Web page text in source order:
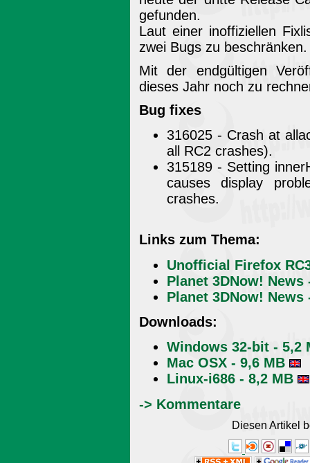
gefunden.
Laut einer inoffiziellen
zwei Bugs zu beschränken.
Mit der endgültigen
dieses Jahr noch zu
Bug fixes
316025 - Crash at
all RC2 crashes).
315189 - Setting
causes display
crashes.
Links zum Thema:
Unofficial Firefox
Planet 3DNow! News
Planet 3DNow!
Downloads:
Windows 32-bit - 5,2
Mac OSX - 9,6 MB
Linux-i686 - 8,2 MB
-> Kommentare
Diesen Artikel